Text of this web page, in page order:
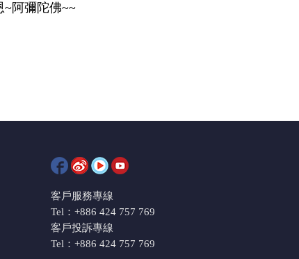
~阿彌陀佛~~
客戶服務專線
Tel：+886 424 757 769
客戶投訴專線
Tel：+886 424 757 769